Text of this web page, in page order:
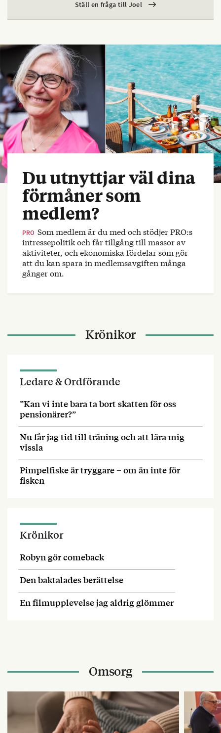
Ställ en fråga till Joel
Du utnyttjar väl dina
förmåner som
medlem?
PRO Som medlem är du med och stödjer PRO:s
intressepolitik och får tillgång till massor av
aktiviteter, och ekonomiska fördelar som gör
att du kan spara in medlemsavgiften många
gånger om.
Krönikor
Ledare & Ordförande
”Kan vi inte bara ta bort skatten för oss
pensionärer?”
Nu får jag tid till träning och att lära mig
vissla
Pimpelfiske är tryggare – om än inte för
fisken
Krönikor
Robyn gör comeback
Den baktalades berättelse
En filmupplevelse jag aldrig glömmer
Omsorg